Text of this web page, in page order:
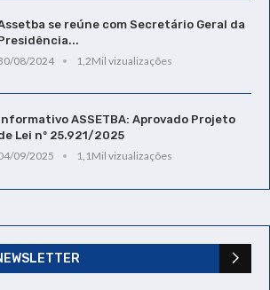
se reúne com Secretário Geral da
08/2024
1,2Mil vizualizações
ASSETBA: Aprovado Projeto
Lei nº 25.921/2025
09/2025
1,1Mil vizualizações